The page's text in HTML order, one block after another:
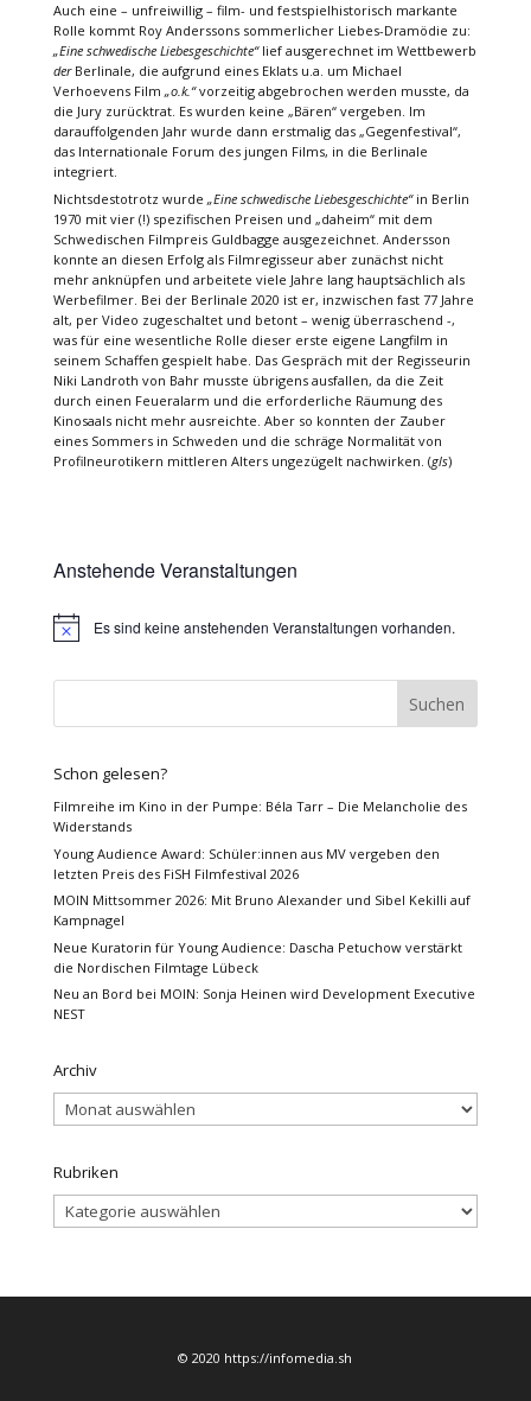
Auch eine – unfreiwillig – film- und festspielhistorisch markante
Rolle kommt Roy Anderssons sommerlicher Liebes-Dramödie zu:
„Eine schwedische Liebesgeschichte“ lief ausgerechnet im Wettbewerb
derBerlinale, die aufgrund eines Eklats u.a. um Michael
Verhoevens Film „o.k.“vorzeitig abgebrochen werden musste, da
die Jury zurücktrat. Es wurden keine „Bären“ vergeben. Im
darauffolgenden Jahr wurde dann erstmalig das „Gegenfestival“,
das Internationale Forum des jungen Films, in die Berlinale
integriert.
Nichtsdestotrotz wurde „Eine schwedische Liebesgeschichte“ in Berlin
1970 mit vier (!) spezifischen Preisen und „daheim“ mit dem
Schwedischen Filmpreis Guldbagge ausgezeichnet. Andersson
konnte an diesen Erfolg als Filmregisseur aber zunächst nicht
mehr anknüpfen und arbeitete viele Jahre lang hauptsächlich als
Werbefilmer. Bei der Berlinale 2020 ist er, inzwischen fast 77 Jahre
alt, per Video zugeschaltet und betont – wenig überraschend -,
was für eine wesentliche Rolle dieser erste eigene Langfilm in
seinem Schaffen gespielt habe. Das Gespräch mit der Regisseurin
Niki Landroth von Bahr musste übrigens ausfallen, da die Zeit
durch einen Feueralarm und die erforderliche Räumung des
Kinosaals nicht mehr ausreichte. Aber so konnten der Zauber
eines Sommers in Schweden und die schräge Normalität von
Profilneurotikern mittleren Alters ungezügelt nachwirken. (gls)
Anstehende Veranstaltungen
HinweisEs sind keine anstehenden Veranstaltungen vorhanden.
Schon gelesen?
Filmreihe im Kino in der Pumpe: Béla Tarr – Die Melancholie des
Widerstands
Young Audience Award: Schüler:innen aus MV vergeben den
letzten Preis des FiSH Filmfestival 2026
MOIN Mittsommer 2026: Mit Bruno Alexander und Sibel Kekilli auf
Kampnagel
Neue Kuratorin für Young Audience: Dascha Petuchow verstärkt
die Nordischen Filmtage Lübeck
Neu an Bord bei MOIN: Sonja Heinen wird Development Executive
NEST
Archiv
Archiv
Rubriken
Rubriken
© 2020 https://infomedia.sh